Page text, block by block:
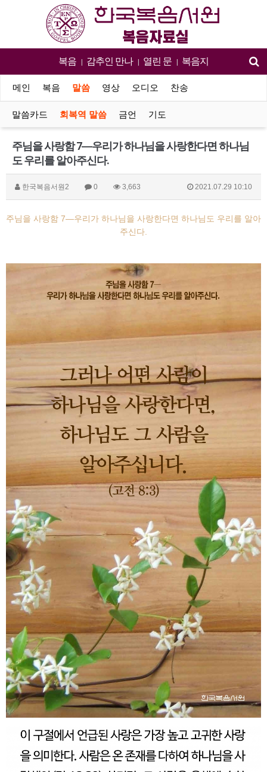
복음 | 감추인 만나 | 열린 문 | 복음지
메인 복음 말씀 영상 오디오 찬송
말씀카드 회복역 말씀 금언 기도
주님을 사랑함 7―우리가 하나님을 사랑한다면 하나님
도 우리를 알아주신다.
한국복음서원2 0 3,663 2021.07.29 10:10
주님을 사랑함 7―우리가 하나님을 사랑한다면 하나님도 우리를 알아
주신다.